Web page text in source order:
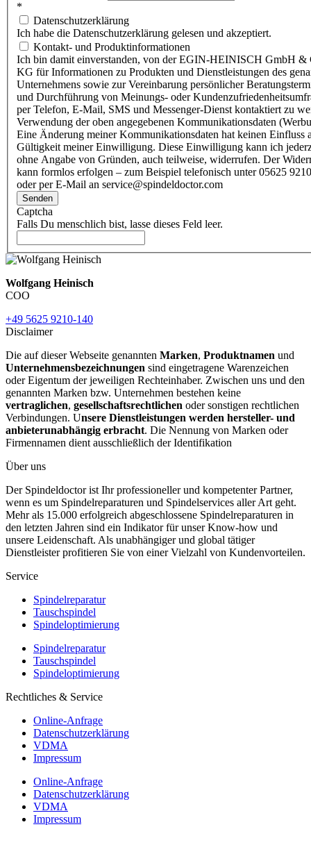
*
Datenschutzerklärung
Ich habe die Datenschutzerklärung gelesen und akzeptiert.
Kontakt- und Produktinformationen
Ich bin damit einverstanden, von der EGIN-HEINISCH GmbH &
KG für Informationen zu Produkten und Dienstleistungen des
Unternehmens sowie zur Vereinbarung persönlicher
und Durchführung von Meinungs- oder
per Telefon, E-Mail, SMS und Messenger-Dienst kontaktiert zu
Verwendung der oben angegebenen Kommunikationsdaten
Eine Änderung meiner Kommunikationsdaten hat keinen Einfluss
Gültigkeit meiner Einwilligung. Diese Einwilligung kann ich
ohne Angabe von Gründen, auch teilweise, widerrufen. Der
kann formlos erfolgen – zum Beispiel telefonisch unter 05625
oder per E-Mail an service@spindeldoctor.com
Senden
Captcha
Falls Du menschlich bist, lasse dieses Feld leer.
Wolfgang Heinisch
COO
+49 5625 9210-140
Disclaimer
Die auf dieser Webseite genannten Marken, Produktnamen und
Unternehmensbezeichnungen sind eingetragene Warenzeichen
oder Eigentum der jeweiligen Rechteinhaber. Zwischen uns und den
genannten Marken bzw. Unternehmen bestehen keine
vertraglichen, gesellschaftsrechtlichen oder sonstigen rechtlichen
Verbindungen. Unsere Dienstleistungen werden hersteller- und
anbieterunabhängig erbracht. Die Nennung von Marken oder
Firmennamen dient ausschließlich der Identifikation
Über uns
Der Spindeldoctor ist Ihr professioneller und kompetenter Partner,
wenn es um Spindelreparaturen und Spindelservices aller Art geht.
Mehr als 15.000 erfolgreich abgeschlossene Spindelreparaturen in
den letzten Jahren sind ein Indikator für unser Know-how und
unsere Leidenschaft. Als unabhängiger und global tätiger
Dienstleister profitieren Sie von einer Vielzahl von Kundenvorteilen.
Service
Spindelreparatur
Tauschspindel
Spindeloptimierung
Spindelreparatur
Tauschspindel
Spindeloptimierung
Rechtliches & Service
Online-Anfrage
Datenschutzerklärung
VDMA
Impressum
Online-Anfrage
Datenschutzerklärung
VDMA
Impressum